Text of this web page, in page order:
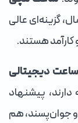
گزینه‌ای عالی
کارآمد هستند.
دیجیتالی
دارند، پیشنهاد
جوان‌پسند، هم